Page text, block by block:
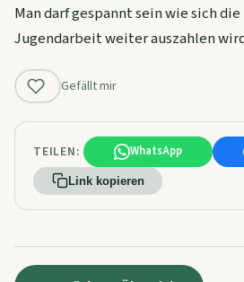
Man darf gespannt sein wie sich
Jugendarbeit weiter auszahlen
Gefällt mir
TEILEN: WhatsApp
Link kopieren